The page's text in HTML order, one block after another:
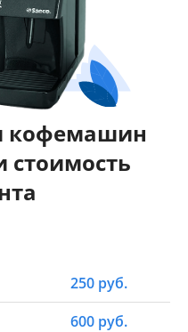
кофемашин
стоимость
250 руб.
600 руб.